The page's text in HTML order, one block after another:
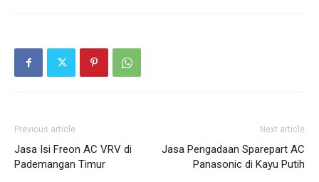
Previous article
Jasa Isi Freon AC VRV di
Pademangan Timur
Next article
Jasa Pengadaan Sparepart AC
Panasonic di Kayu Putih